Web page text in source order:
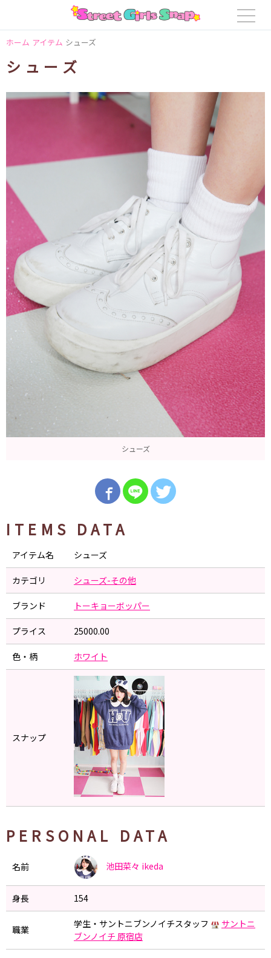
ホーム アイテム シューズ
シューズ
シューズ
ITEMS DATA
アイテム名 シューズ
カテゴリ シューズ-その他
ブランド トーキョーボッパー
プライス 25000.00
色・柄 ホワイト
スナップ
PERSONAL DATA
名前 池田菜々 ikeda
身長 154
職業 学生・サントニブンノイチスタッフ
サントニ
ブンノイチ 原宿店